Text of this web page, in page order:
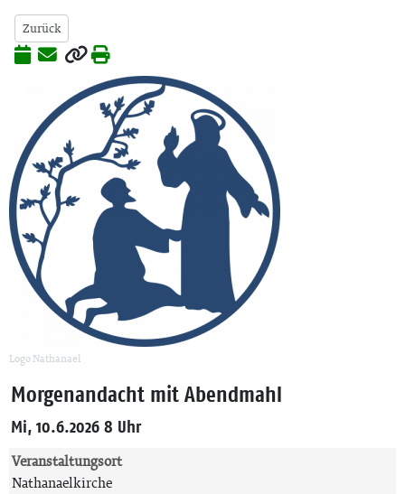
Zurück
Logo Nathanael
Morgenandacht mit Abendmahl
Mi, 10.6.2026 8 Uhr
Veranstaltungsort
Nathanaelkirche